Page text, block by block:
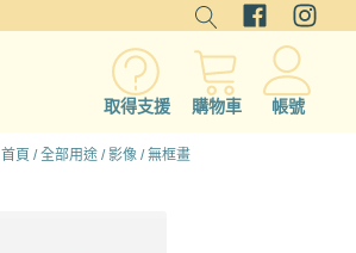
取得支援 購物車 帳號
首頁 /全部用途 /影像 / 無框畫